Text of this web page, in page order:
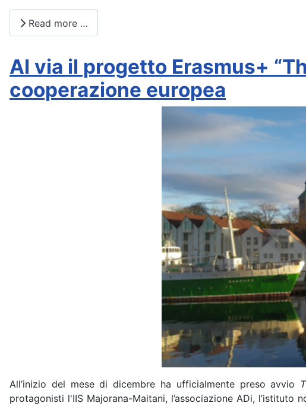
Read more …
Al via il progetto Erasmus+
cooperazione europea
All’inizio del mese di dicembre ha ufficialmente preso avvio
protagonisti l'IIS Majorana-Maitani, l’associazione ADi, l’istituto